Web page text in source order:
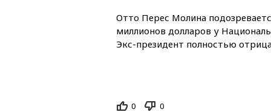
Отто Перес Молина
миллионов долларов у
Экс-президент полностью
0 0